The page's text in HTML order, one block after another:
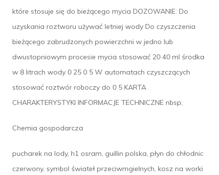
które stosuje się do bieżącego mycia DOZOWANIE: Do
uzyskania roztworu używać letniej wody Do czyszczenia
bieżącego zabrudzonych powierzchni w jedno lub
dwustopniowym procesie mycia stosować 20 40 ml środka
w 8 litrach wody 0 25 0 5 W automatach czyszczących
stosować roztwór roboczy do 0 5 KARTA
CHARAKTERYSTYKI INFORMACJE TECHNICZNE nbsp;
Chemia gospodarcza
pucharek na lody, h1 osram, guillin polska, płyn do chłodnic
czerwony, symbol świateł przeciwmgielnych, kosz na worki